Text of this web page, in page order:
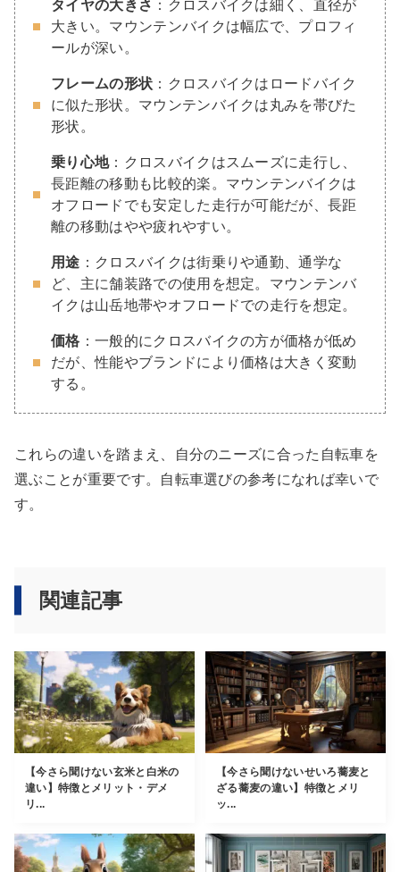
タイヤの大きさ ：クロスバイクは細く、直径が
大きい。マウンテンバイクは幅広で、プロフィ
ールが深い。
フレームの形状 ：クロスバイクはロードバイク
に似た形状。マウンテンバイクは丸みを帯びた
形状。
乗り心地：クロスバイクはスムーズに走行し、
長距離の移動も比較的楽。マウンテンバイクは
オフロードでも安定した走行が可能だが、長距
離の移動はやや疲れやすい。
用途 ：クロスバイクは街乗りや通勤、通学な
ど、主に舗装路での使用を想定。マウンテンバ
イクは山岳地帯やオフロードでの走行を想定。
価格 ：一般的にクロスバイクの方が価格が低め
だが、性能やブランドにより価格は大きく変動
する。
これらの違いを踏まえ、自分のニーズに合った自転車を
選ぶことが重要です。自転車選びの参考になれば幸いで
す。
関連記事
【今さら聞けない玄米と白米の
違い】特徴とメリット・デメ
リ...
【今さら聞けないせいろ蕎麦と
ざる蕎麦の違い】特徴とメリ
ッ...